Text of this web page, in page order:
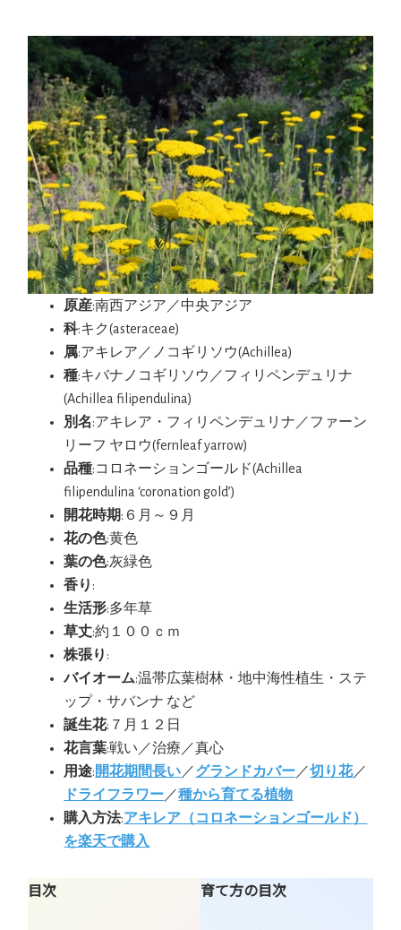
原産:南西アジア／中央アジア
科:キク(asteraceae)
属:アキレア／ノコギリソウ(Achillea)
種:キバナノコギリソウ／フィリペンデュリナ
(Achillea filipendulina)
別名:アキレア・フィリペンデュリナ／ファーン
リーフ ヤロウ(fernleaf yarrow)
品種:コロネーションゴールド(Achillea
filipendulina ‘coronation gold’)
開花時期:６月～９月
花の色:黄色
葉の色:灰緑色
香り :
生活形:多年草
草丈:約１００ｃｍ
株張り :
バイオーム:温帯広葉樹林・地中海性植生・ステ
ップ・サバンナ など
誕生花:７月１２日
花言葉:戦い／治療／真心
用途:開花期間長い／グランドカバー／切り花／
ドライフラワー／種から育てる植物
購入方法:アキレア（コロネーションゴールド）
を楽天で購入
目次 育て方の目次